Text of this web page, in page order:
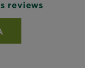
reviews
reviews